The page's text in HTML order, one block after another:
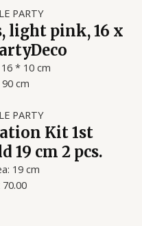
PARTY
light pink, 16 x
* 10 cm
cm
PARTY
Kit 1st
19 cm 2 pcs.
19 cm